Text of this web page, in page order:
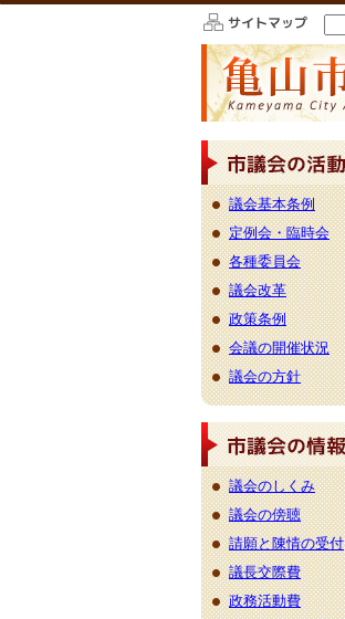
議会基本条例
定例会・臨時会
各種委員会
議会改革
政策条例
会議の開催状況
議会の方針
議会のしくみ
議会の傍聴
請願と陳情の受付
議長交際費
政務活動費